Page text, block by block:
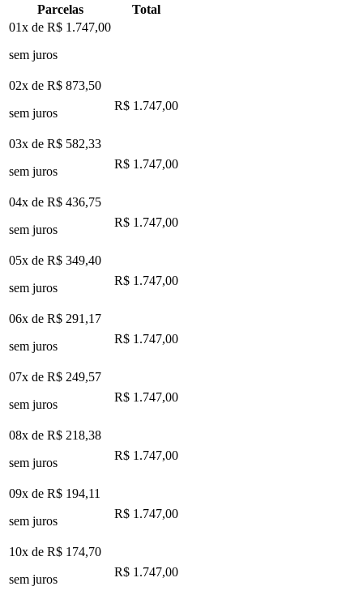
Parcelas
Total
01x de R$ 1.747,00
sem juros
02x de R$ 873,50
sem juros
R$ 1.747,00
03x de R$ 582,33
sem juros
R$ 1.747,00
04x de R$ 436,75
sem juros
R$ 1.747,00
05x de R$ 349,40
sem juros
R$ 1.747,00
06x de R$ 291,17
sem juros
R$ 1.747,00
07x de R$ 249,57
sem juros
R$ 1.747,00
08x de R$ 218,38
sem juros
R$ 1.747,00
09x de R$ 194,11
sem juros
R$ 1.747,00
10x de R$ 174,70
sem juros
R$ 1.747,00